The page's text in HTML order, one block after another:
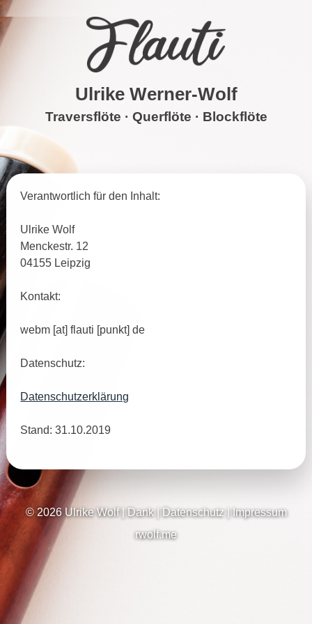
Skip
Ulrike Werner-Wolf
Traversflöte · Querflöte · Blockflöte
Ulrike Werner-Wolf
Traversflöte · Querflöte · Blockflöte
Verantwortlich für den Inhalt:
Ulrike Wolf
Menckestr. 12
04155 Leipzig
Kontakt:
webm [at] flauti [punkt] de
Datenschutz:
Datenschutzerklärung
Stand: 31.10.2019
© 2026 Ulrike Wolf| Dank| Datenschutz |Impressum
rwolf.me